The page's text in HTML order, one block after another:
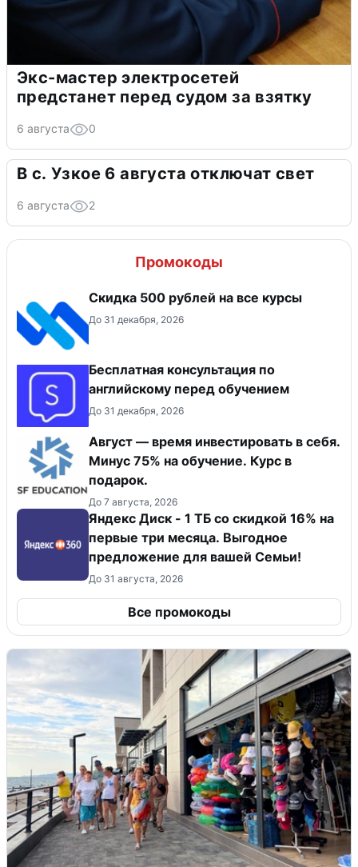
Экс-мастер электросетей
предстанет перед судом за взятку
6 августа 0
В с. Узкое 6 августа отключат свет
6 августа 2
Промокоды
Скидка 500 рублей на все курсы
До 31 декабря, 2026
Бесплатная консультация по
английскому перед обучением
До 31 декабря, 2026
Август — время инвестировать в себя.
Минус 75% на обучение. Курс в
подарок.
До 7 августа, 2026
Яндекс Диск - 1 ТБ со скидкой 16% на
первые три месяца. Выгодное
предложение для вашей Семьи!
До 31 августа, 2026
Все промокоды